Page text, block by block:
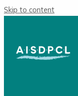
Skip to content